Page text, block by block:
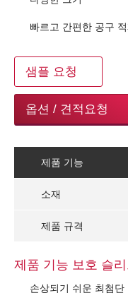
빠르고 간편한 공구 적
샘플 요청
옵션 / 견적요청
제품 기능
소재
제품 규격
제품 기능 보호 슬리
손상되기 쉬운 최첨